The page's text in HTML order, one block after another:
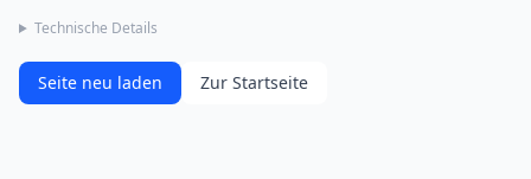
Technische Details
Seite neu laden Zur Startseite